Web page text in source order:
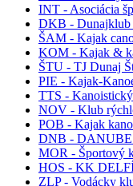
INT - Asociácia
DKB - Dunajklub
ŠAM - Kajak
KOM - Kajak &
ŠTU - TJ Dunaj
PIE - Kajak-
TTS -
NOV - Klub
POB - Kajak
DNB - DANUBE
MOR - Športový
HOS - KK
ZLP - Vodácky